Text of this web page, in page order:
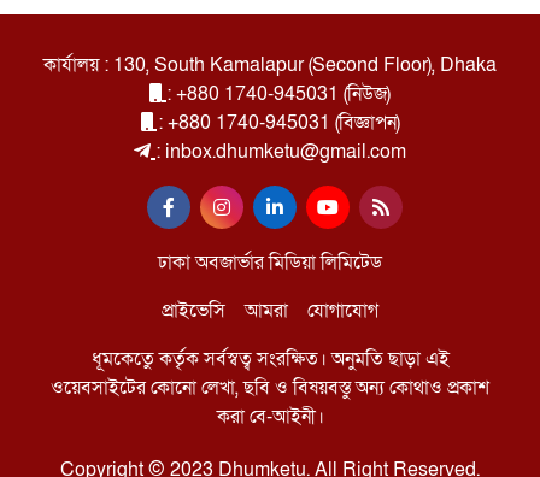
কার্যালয় : 130, South Kamalapur (Second Floor), Dhaka
: +880 1740-945031 (নিউজ)
: +880 1740-945031 (বিজ্ঞাপন)
: inbox.dhumketu@gmail.com
ঢাকা অবজার্ভার মিডিয়া লিমিটেড
প্রাইভেসি
আমরা
যোগাযোগ
ধূমকেতুে কর্তৃক সর্বস্বত্ব সংরক্ষিত। অনুমতি ছাড়া এই
ওয়েবসাইটের কোনো লেখা, ছবি ও বিষয়বস্তু অন্য কোথাও প্রকাশ
করা বে-আইনী।
Copyright © 2023 Dhumketu. All Right Reserved.